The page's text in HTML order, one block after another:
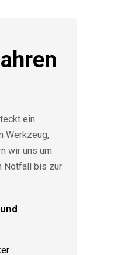
ein
Werkzeug,
wir uns um
Notfall bis zur